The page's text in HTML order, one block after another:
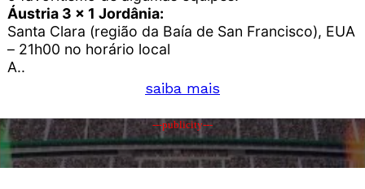
Áustria 3 x 1 Jordânia:
Santa Clara (região da Baía de San Francisco), EUA
– 21h00 no horário local
A..
saiba mais
---publicity---